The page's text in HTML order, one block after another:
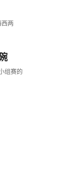
两
组赛的